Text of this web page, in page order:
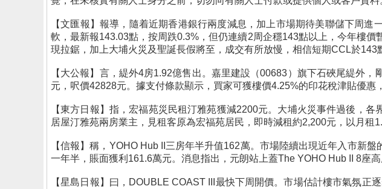
【文匯報】報導，隨着近期香港銀行兩度減息，加上市場期待美聯儲下周
軟，最新報143.03點，按周跌0.3%，但仍連續2周企穩143點以上，今年樓
現拉鋸，加上大埔火災及聖誕長假將至，成交有所放慢，相信短期CCL於143
【大公報】言，緹外4房1.92億售出。嘉里建設（00683）旗下石硤尾緹外
元，呎價42828元。據支付條款顯示，買家可獲樓價4.25%的印花稅津貼優惠
【東方日報】指，宏福苑災民租汀雅苑獲減2200元。大埔火災事件過後，
居屋汀雅苑兩房業主，見租客原為宏福苑居民，即時減租約2,200元，以月租
【信報】稱，YOHO Hub II三房年半升值162萬。市場陸續出現近年入市新
一年半，賬面獲利161.6萬元。消息指出，元朗站上蓋The YOHO Hub II 8座
【星島日報】曰，DOUBLE COAST III最快下周開價。市場估計樓市氣氛